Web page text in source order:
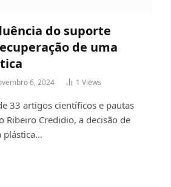
do suporte
de uma
6, 2024 1 Views
33 artigos científicos e pautas
Ribeiro Credidio, a decisão de
plástica…